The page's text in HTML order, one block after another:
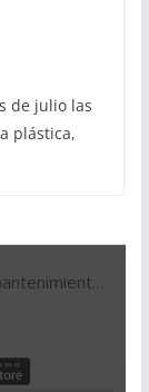
de julio las
plástica,